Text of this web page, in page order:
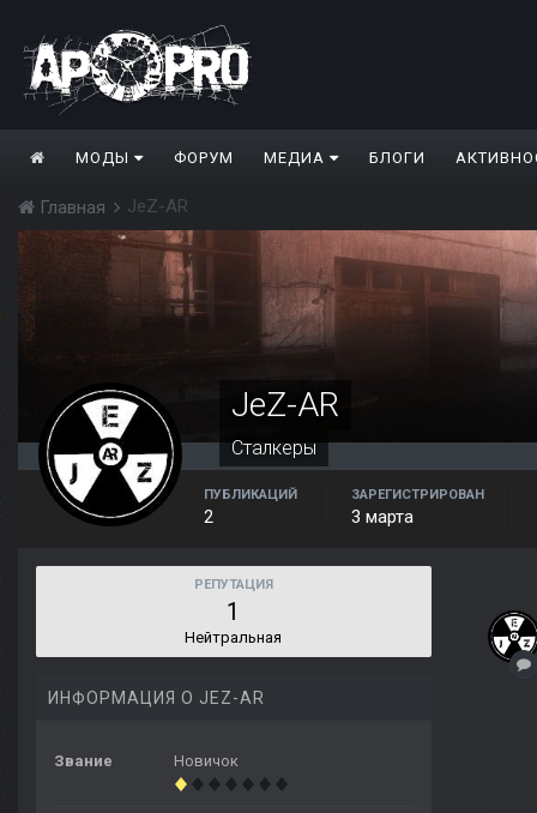
МОДЫ ФОРУМ МЕДИА БЛОГИ
Главная JeZ-AR
JeZ-AR
Сталкеры
ПУБЛИКАЦИЙ
2
ЗАРЕГИСТРИРОВАН
3 марта
РЕПУТАЦИЯ
1
Нейтральная
ИНФОРМАЦИЯ О JEZ-AR
Звание Новичок